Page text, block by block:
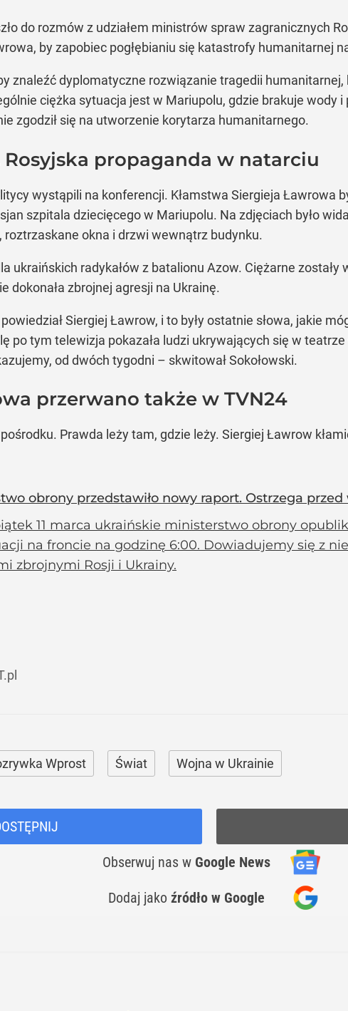
do rozmów z udziałem ministrów spraw zagranicznych
by zapobiec pogłębianiu się katastrofy humanitarnej
znaleźć dyplomatyczne rozwiązanie tragedii
ciężka sytuacja jest w Mariupolu, gdzie brakuje wody
zgodził się na utworzenie korytarza humanitarnego.
propaganda w natarciu
wystąpili na konferencji. Kłamstwa Siergieja Ławrowa
szpitala dziecięcego w Mariupolu. Na zdjęciach było
okna i drzwi wewnątrz budynku.
ukraińskich radykałów z batalionu Azow. Ciężarne
dokonała zbrojnej agresji na Ukrainę.
Siergiej Ławrow, i to były ostatnie słowa, jakie
po tym telewizja pokazała ludzi ukrywających się w
od dwóch tygodni – skwitował Sokołowski.
przerwano także w TVN24
Prawda leży tam, gdzie leży. Siergiej Ławrow
obrony przedstawiło nowy raport. Ostrzega
11 marca ukraińskie ministerstwo obrony
na froncie na godzinę 6:00. Dowiadujemy się z
zbrojnymi Rosji i Ukrainy.
Wprost Świat Wojna w Ukrainie
Obserwuj nas w Google News
Dodaj jako źródło w Google